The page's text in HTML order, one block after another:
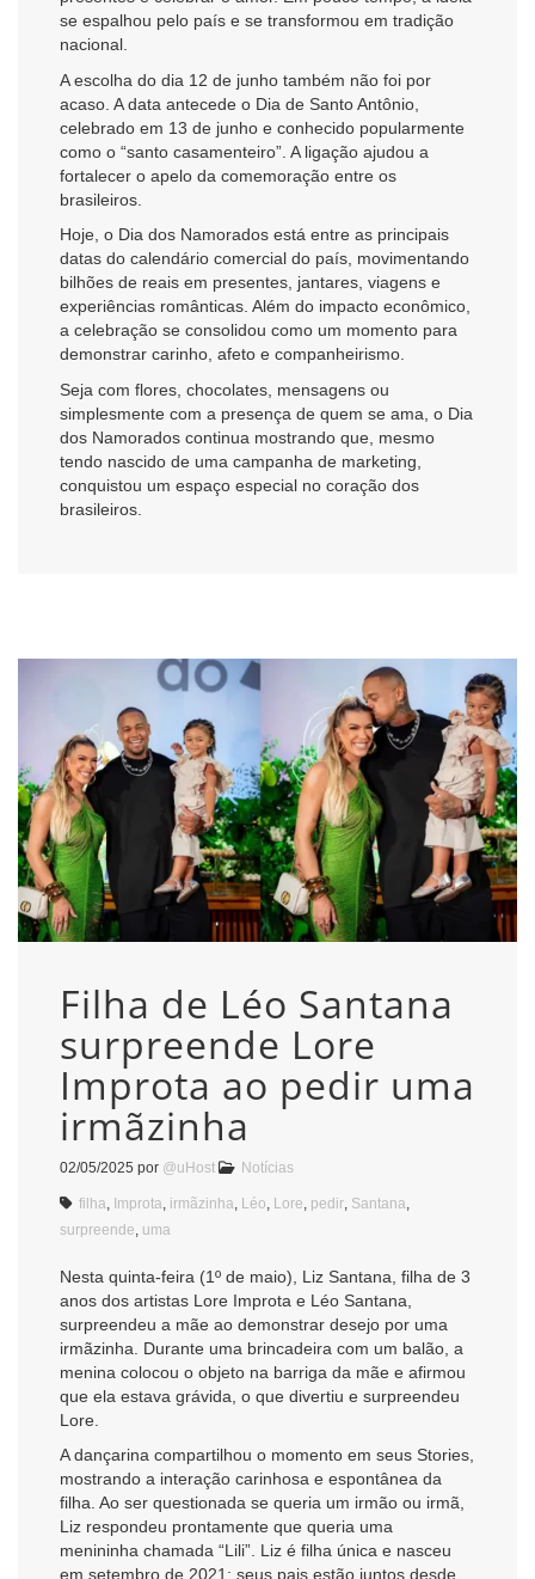
se espalhou pelo país e se transformou em tradição
nacional.
A escolha do dia 12 de junho também não foi por
acaso. A data antecede o Dia de Santo Antônio,
celebrado em 13 de junho e conhecido popularmente
como o “santo casamenteiro”. A ligação ajudou a
fortalecer o apelo da comemoração entre os
brasileiros.
Hoje, o Dia dos Namorados está entre as principais
datas do calendário comercial do país, movimentando
bilhões de reais em presentes, jantares, viagens e
experiências românticas. Além do impacto econômico,
a celebração se consolidou como um momento para
demonstrar carinho, afeto e companheirismo.
Seja com flores, chocolates, mensagens ou
simplesmente com a presença de quem se ama, o Dia
dos Namorados continua mostrando que, mesmo
tendo nascido de uma campanha de marketing,
conquistou um espaço especial no coração dos
brasileiros.
Filha de Léo Santana
surpreende Lore
Improta ao pedir uma
irmãzinha
02/05/2025 por @uHost Notícias
filha Improta irmãzinha Léo Lore pedir Santana
surpreende uma
Nesta quinta-feira (1º de maio), Liz Santana, filha de 3
anos dos artistas Lore Improta e Léo Santana,
surpreendeu a mãe ao demonstrar desejo por uma
irmãzinha. Durante uma brincadeira com um balão, a
menina colocou o objeto na barriga da mãe e afirmou
que ela estava grávida, o que divertiu e surpreendeu
Lore.
A dançarina compartilhou o momento em seus Stories,
mostrando a interação carinhosa e espontânea da
filha. Ao ser questionada se queria um irmão ou irmã,
Liz respondeu prontamente que queria uma
menininha chamada “Lili”. Liz é filha única e nasceu
em setembro de 2021; seus pais estão juntos desde